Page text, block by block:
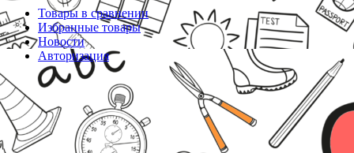
Товары в сравнении
Избранные товары
Новости
Авторизация